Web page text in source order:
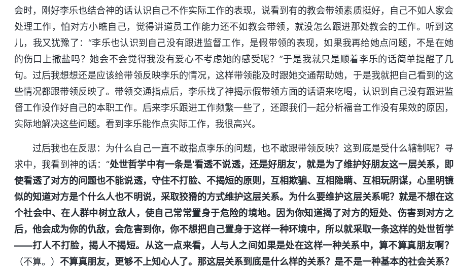
会时，刚好李乐也结合神的话认识自己不作实际工作的表现，说看到有的教会带领素质挺好，自己不如人家会
处理工作，怕对方小瞧自己，觉得讲道员工作能力还不如教会带领，就没怎么跟进那处教会的工作。听到这
儿，我又犹豫了：“李乐也认识到自己没有跟进监督工作，是假带领的表现，如果我再给她点问题，不是在她
的伤口上撒盐吗？她会不会觉得我没有爱心不考虑她的感受呢？”于是我就只是顺着李乐的话简单提醒了几
句。过后我想想还是应该给带领反映李乐的情况，这样带领能及时跟她交通帮助她，于是我就把自己看到的这
些情况都跟带领反映了。带领交通指点后，李乐找了神揭示假带领方面的话语来吃喝，认识到自己没有跟进监
督工作没作好自己的本职工作。后来李乐跟进工作频繁一些了，还跟我们一起分析福音工作没有果效的原因，
实际地解决这些问题。看到李乐能作点实际工作，我很高兴。
过后我也在反思：为什么自己一直不敢指点李乐的问题，也不敢跟带领反映？这到底是受什么辖制呢？寻
求中，我看到神的话：“处世哲学中有一条是‘看透不说透，还是好朋友’，就是为了维护好朋友这一层关系，即
使看透了对方的问题也不能说透，守住不打脸、不揭短的原则，互相欺骗、互相隐瞒、互相玩阴谋，心里明镜
似的知道对方是个什么人也不明说，采取狡猾的方式维护这层关系。为什么要维护这层关系呢？就是不想在这
个社会中、在人群中树立敌人，使自己常常置身于危险的境地。因为你知道揭了对方的短处、伤害到对方之
后，他会成为你的仇敌，会危害到你，你不想把自己置身于这样一种环境中，所以就采取一条这样的处世哲学
——打人不打脸，揭人不揭短。从这一点来看，人与人之间如果是处在这样一种关系中，算不算真朋友啊？
（不算。）不算真朋友，更够不上知心人了。那这层关系到底是什么样的关系？是不是一种基本的社会关系？